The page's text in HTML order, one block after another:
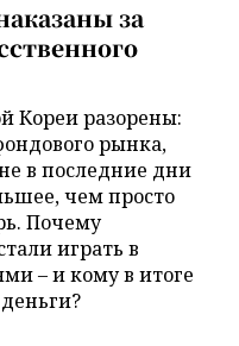
за
Кореи разорены:
рынка,
в последние дни
чем просто
Почему
играть в
– и кому в итоге